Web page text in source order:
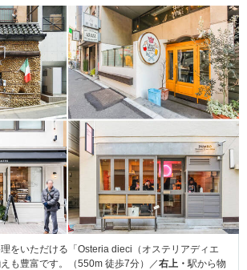
をいただける「Osteria dieci（オステリアディエ
も豊富です。（550m 徒歩7分）／右上・ 駅から物